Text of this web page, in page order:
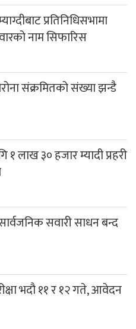
प्रतिनिधिसभामा
नाम सिफारिस
संक्रमितको संख्या झन्डै
१ लाख ३० हजार म्यादी प्रहरी
सवारी साधन बन्द
भदौ ११ र १२ गते, आवेदन